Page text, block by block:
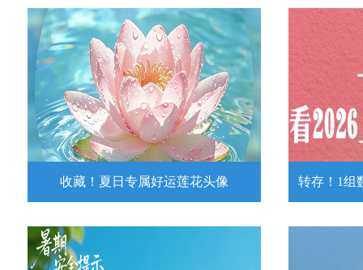
收藏！夏日专属好运莲花头像
收藏！夏日专属好运莲花头像
转存！1组
转存！1